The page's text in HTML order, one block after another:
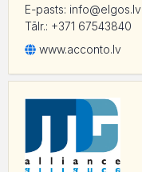
E-pasts: info@elgos.lv
Tālr.: +371 67543840
www.acconto.lv